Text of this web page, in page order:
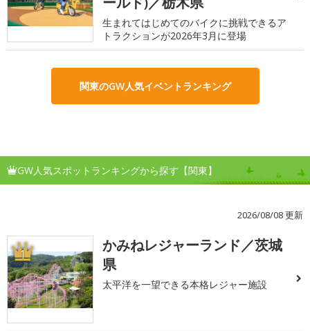
生まれてはじめてのバイクに挑戦できるア
トラクションが2026年3月に登場
関東のGW人気イベントランキング
GW人気スポットランキングから探す【関東】
2026/08/08 更新
1
かみねレジャーランド／茨城
県
太平洋を一望できる本格レジャー施設